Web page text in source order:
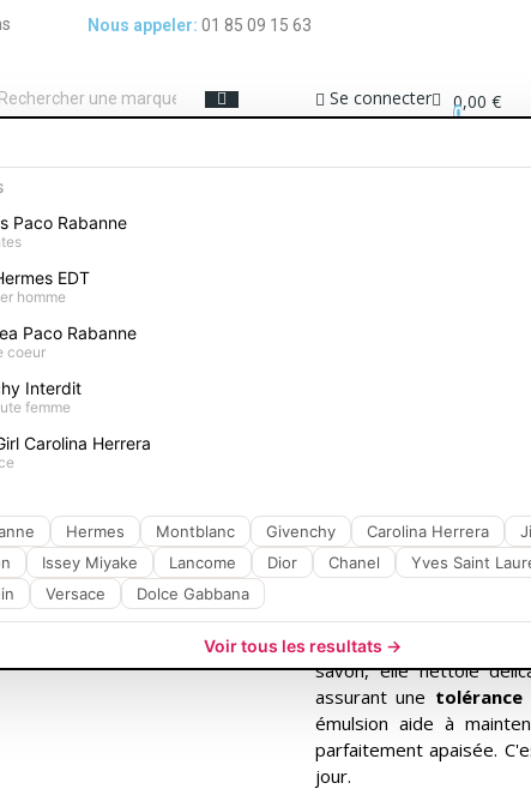
Nous appeler: 01 85 09 15 63
Se connecter 0,00 €
0
Emulsion Without Soap 1000ml 250ml
Sebamed
Emulsion
Savon :
fragiles
Découvrez l'Emulsion
d'hygiène quotidienne
savon, elle nettoie
assurant une tolérance
émulsion aide à
parfaitement apaisée.
jour.
Paco Rabanne
EDT
homme
Paco Rabanne
coeur
Interdit
femme
Carolina Herrera
Hermes Montblanc Givenchy Carolina Herrera
Issey Miyake Lancome Dior Chanel Yves Saint
Versace Dolce Gabbana
Voir tous les resultats →